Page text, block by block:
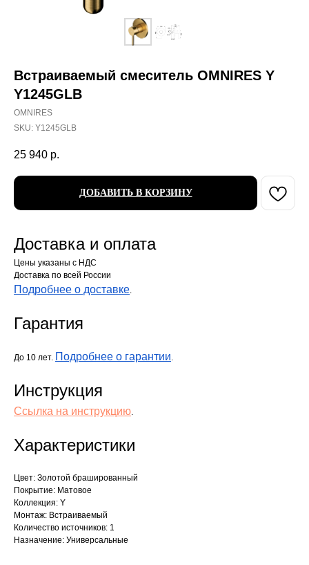
Встраиваемый смеситель OMNIRES Y
Y1245GLB
OMNIRES
SKU: Y1245GLB
25 940 р.
ДОБАВИТЬ В КОРЗИНУ
Доставка и оплата
Цены указаны с НДС
Доставка по всей России
Подробнее о доставке.
Гарантия
До 10 лет. Подробнее о гарантии.
Инструкция
Ссылка на инструкцию.
Характеристики
Цвет: Золотой брашированный
Покрытие: Матовое
Коллекция: Y
Монтаж: Встраиваемый
Количество источников: 1
Назначение: Универсальные